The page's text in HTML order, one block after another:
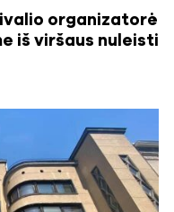
organizatorė
iš viršaus nuleisti